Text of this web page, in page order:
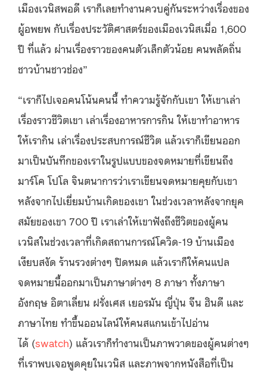
เมืองเวนิสพอดี เราก็เลยทำงานควบคู่กันระหว่างเรื่องของ
ผู้อพยพ กับเรื่องประวัติศาสตร์ของเมืองเวนิสเมื่อ 1,600
ปี ที่แล้ว ผ่านเรื่องราวของคนตัวเล็กตัวน้อย คนพลัดถิ่น
ชาวบ้านชาวช่อง”
“เราก็ไปเจอคนโน้นคนนี้ ทำความรู้จักกับเขา ให้เขาเล่า
เรื่องราวชีวิตเขา เล่าเรื่องอาหารการกิน ให้เขาทำอาหาร
ให้เรากิน เล่าเรื่องประสบการณ์ชีวิต แล้วเราก็เขียนออก
มาเป็นบันทึกของเราในรูปแบบของจดหมายที่เขียนถึง
มาร์โค โปโล จินตนาการว่าเราเขียนจดหมายคุยกับเขา
หลังจากไปเยี่ยมบ้านเกิดของเขา ในช่วงเวลาหลังจากยุค
สมัยของเขา 700 ปี เราเล่าให้เขาฟังถึงชีวิตของผู้คน
เวนิสในช่วงเวลาที่เกิดสถานการณ์โควิด-19 บ้านเมือง
เงียบสงัด ร้านรวงต่างๆ ปิดหมด แล้วเราก็ให้คนแปล
จดหมายนี้ออกมาเป็นภาษาต่างๆ 8 ภาษา ทั้งภาษา
อังกฤษ อิตาเลี่ยน ฝรั่งเศส เยอรมัน ญี่ปุ่น จีน ฮินดี และ
ภาษาไทย ทำขึ้นออนไลน์ให้คนสแกนเข้าไปอ่าน
ได้ (swatch) แล้วเราก็ทำงานเป็นภาพวาดของผู้คนต่างๆ
ที่เราพบเจอพูดคุยในเวนิส และภาพจากหนังสือที่เป็น